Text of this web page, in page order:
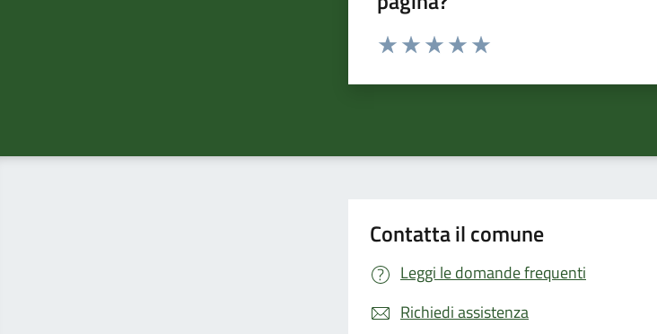
Valuta da 1 a 5 stelle la pagina
Contatta il comune
Leggi le domande frequenti
Richiedi assistenza